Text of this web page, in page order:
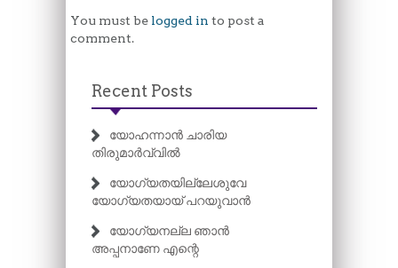
You must be logged in to post a
comment.
Recent Posts
യോഹന്നാൻ ചാരിയ
തിരുമാർവ്വിൽ
യോഗ്യതയില്ലേശുവേ
യോഗ്യതയായ് പറയുവാൻ
യോഗ്യനല്ല ഞാൻ
അപ്പനാണേ എന്റെ